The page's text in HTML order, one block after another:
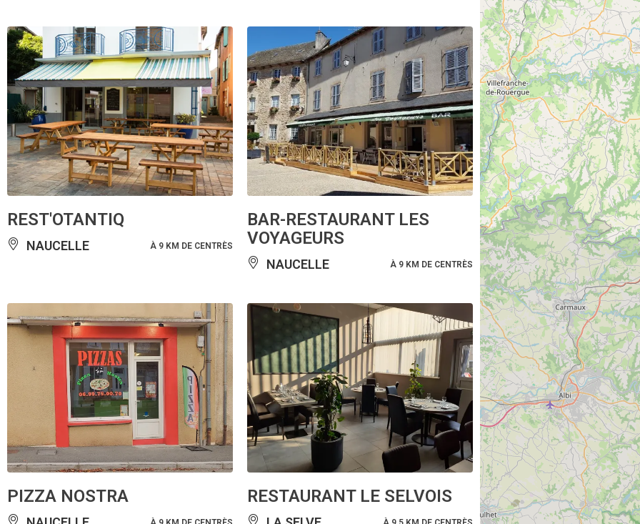
REST'OTANTIQ
NAUCELLE À 9 KM DE CENTRÈS
BAR-RESTAURANT LES
VOYAGEURS
NAUCELLE À 9 KM DE CENTRÈS
PIZZA NOSTRA RESTAURANT LE SELVOIS